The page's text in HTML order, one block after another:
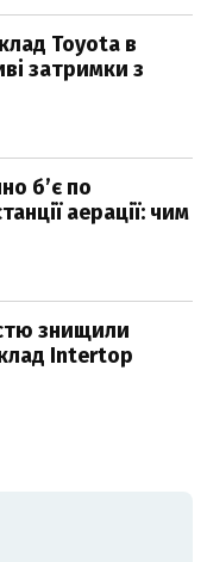
Toyota в
затримки з
б’є по
аерації: чим
знищили
Intertop